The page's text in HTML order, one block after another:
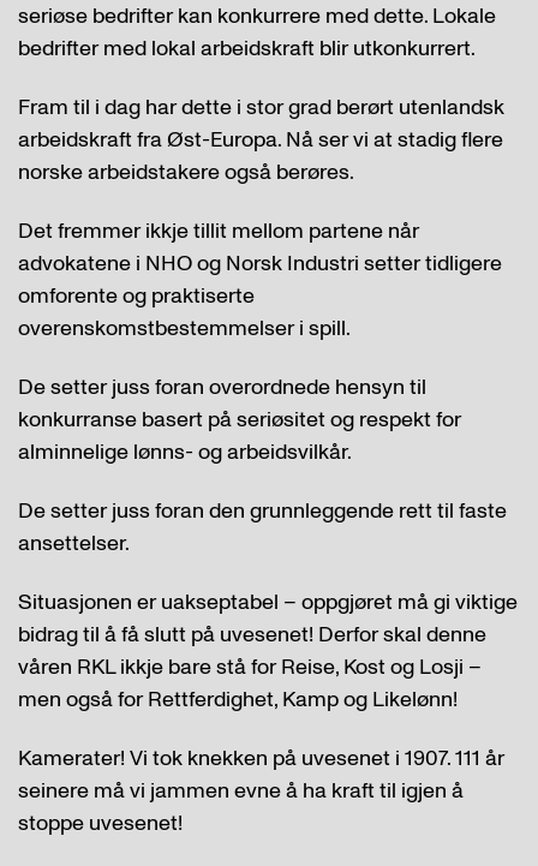
seriøse bedrifter kan konkurrere med dette. Lokale
bedrifter med lokal arbeidskraft blir utkonkurrert.
Fram til i dag har dette i stor grad berørt utenlandsk
arbeidskraft fra Øst-Europa. Nå ser vi at stadig flere
norske arbeidstakere også berøres.
Det fremmer ikkje tillit mellom partene når
advokatene i NHO og Norsk Industri setter tidligere
omforente og praktiserte
overenskomstbestemmelser i spill.
De setter juss foran overordnede hensyn til
konkurranse basert på seriøsitet og respekt for
alminnelige lønns- og arbeidsvilkår.
De setter juss foran den grunnleggende rett til faste
ansettelser.
Situasjonen er uakseptabel – oppgjøret må gi viktige
bidrag til å få slutt på uvesenet! Derfor skal denne
våren RKL ikkje bare stå for Reise, Kost og Losji –
men også for Rettferdighet, Kamp og Likelønn!
Kamerater! Vi tok knekken på uvesenet i 1907. 111 år
seinere må vi jammen evne å ha kraft til igjen å
stoppe uvesenet!